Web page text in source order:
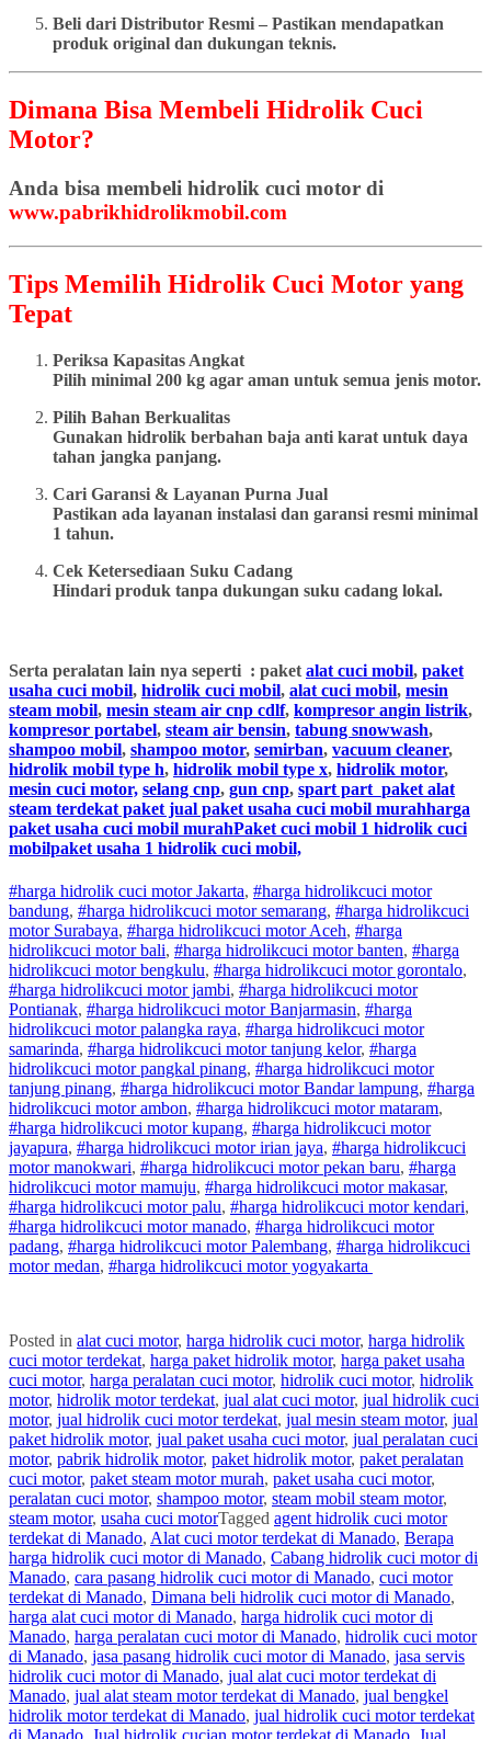
Beli dari Distributor Resmi – Pastikan mendapatkan
produk original dan dukungan teknis.
Dimana Bisa Membeli Hidrolik Cuci
Motor?
Anda bisa membeli hidrolik cuci motor di
www.pabrikhidrolikmobil.com
Tips Memilih Hidrolik Cuci Motor yang
Tepat
Periksa Kapasitas Angkat
Pilih minimal 200 kg agar aman untuk semua jenis motor.
Pilih Bahan Berkualitas
Gunakan hidrolik berbahan baja anti karat untuk daya
tahan jangka panjang.
Cari Garansi & Layanan Purna Jual
Pastikan ada layanan instalasi dan garansi resmi minimal
1 tahun.
Cek Ketersediaan Suku Cadang
Hindari produk tanpa dukungan suku cadang lokal.
Serta peralatan lain nya seperti : paket alat cuci mobil, paket
usaha cuci mobil, hidrolik cuci mobil, alat cuci mobil, mesin
steam mobil, mesin steam air cnp cdlf, kompresor angin listrik,
kompresor portabel, steam air bensin, tabung snowwash,
shampoo mobil, shampoo motor, semirban, vacuum cleaner,
hidrolik mobil type h, hidrolik mobil type x, hidrolik motor,
mesin cuci motor, selang cnp, gun cnp, spart part paket alat
steam terdekat paket jual paket usaha cuci mobil murahharga
paket usaha cuci mobil murahPaket cuci mobil 1 hidrolik cuci
mobilpaket usaha 1 hidrolik cuci mobil,
#harga hidrolik cuci motor Jakarta, #harga hidrolikcuci motor
bandung, #harga hidrolikcuci motorsemarang, #harga hidrolikcuci
motorSurabaya, #harga hidrolikcuci motorAceh, #harga
hidrolikcuci motorbali, #harga hidrolikcuci motorbanten, #harga
hidrolikcuci motorbengkulu, #harga hidrolikcuci motorgorontalo,
#harga hidrolikcuci motorjambi, #harga hidrolikcuci motor
Pontianak, #harga hidrolikcuci motorBanjarmasin, #harga
hidrolikcuci motorpalangka raya, #harga hidrolikcuci motor
samarinda, #harga hidrolikcuci motortanjung kelor, #harga
hidrolikcuci motorpangkal pinang, #harga hidrolikcuci motor
tanjung pinang, #harga hidrolikcuci motorBandar lampung, #harga
hidrolikcuci motorambon, #harga hidrolikcuci motormataram,
#harga hidrolikcuci motorkupang, #harga hidrolikcuci motor
jayapura, #harga hidrolikcuci motoririan jaya, #harga hidrolikcuci
motormanokwari, #harga hidrolikcuci motorpekan baru, #harga
hidrolikcuci motormamuju, #harga hidrolikcuci motormakasar,
#harga hidrolikcuci motorpalu, #harga hidrolikcuci motorkendari,
#harga hidrolikcuci motormanado, #harga hidrolikcuci motor
padang, #harga hidrolikcuci motorPalembang, #harga hidrolikcuci
motormedan, #harga hidrolikcuci motoryogyakarta
Posted in alat cuci motor, harga hidrolik cuci motor, harga hidrolik
cuci motor terdekat, harga paket hidrolik motor, harga paket usaha
cuci motor, harga peralatan cuci motor, hidrolik cuci motor, hidrolik
motor, hidrolik motor terdekat, jual alat cuci motor, jual hidrolik cuci
motor, jual hidrolik cuci motor terdekat, jual mesin steam motor, jual
paket hidrolik motor, jual paket usaha cuci motor, jual peralatan cuci
motor, pabrik hidrolik motor, paket hidrolik motor, paket peralatan
cuci motor, paket steam motor murah, paket usaha cuci motor,
peralatan cuci motor, shampoo motor, steam mobil steam motor,
steam motor, usaha cuci motorTagged agent hidrolik cuci motor
terdekat di Manado, Alat cuci motor terdekat di Manado, Berapa
harga hidrolik cuci motor di Manado, Cabang hidrolik cuci motor di
Manado, cara pasang hidrolik cuci motor di Manado, cuci motor
terdekat di Manado, Dimana beli hidrolik cuci motor di Manado,
harga alat cuci motor di Manado, harga hidrolik cuci motor di
Manado, harga peralatan cuci motor di Manado, hidrolik cuci motor
di Manado, jasa pasang hidrolik cuci motor di Manado, jasa servis
hidrolik cuci motor di Manado, jual alat cuci motor terdekat di
Manado, jual alat steam motor terdekat di Manado, jual bengkel
hidrolik motor terdekat di Manado, jual hidrolik cuci motor terdekat